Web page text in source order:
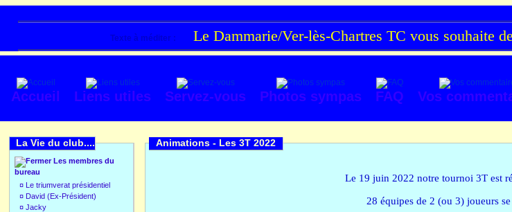
Texte à méditer : Le Dammarie/Ver-lès-Chartres TC vous souhaite
Accueil Liens utiles Servez-vous Photos sympas FAQ Vos
La Vie du club....
Les membres du
bureau
¤ Le triumverat présidentiel
¤ David (Ex-Président)
¤ Jacky
Animations - Les 3T 2022
Le 19 juin 2022 notre tournoi 3T est
28 équipes de 2 (ou 3) joueurs